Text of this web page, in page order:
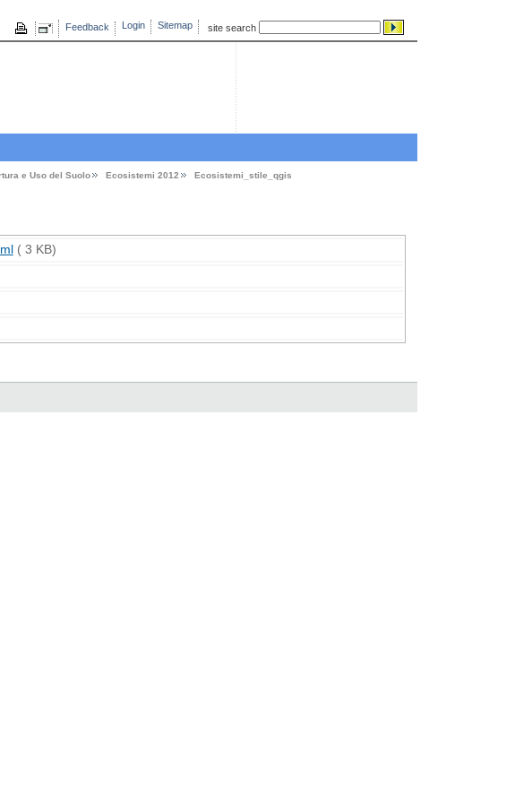
site search
Login Sitemap
Feedback
e Uso del Suolo Ecosistemi 2012 Ecosistemi_stile_qgis
( 3 KB)